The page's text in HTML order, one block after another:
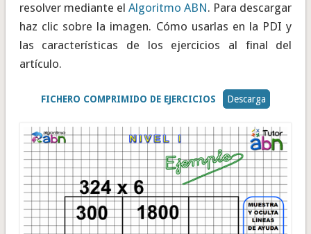
resolver mediante el Algoritmo ABN. Para descargar
haz clic sobre la imagen. Cómo usarlas en la PDI y
las características de los ejercicios al final del
artículo.
FICHERO COMPRIMIDO DE EJERCICIOS Descarga